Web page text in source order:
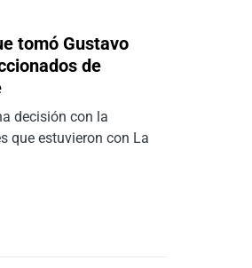
tomó Gustavo
de
decisión con la
que estuvieron con La